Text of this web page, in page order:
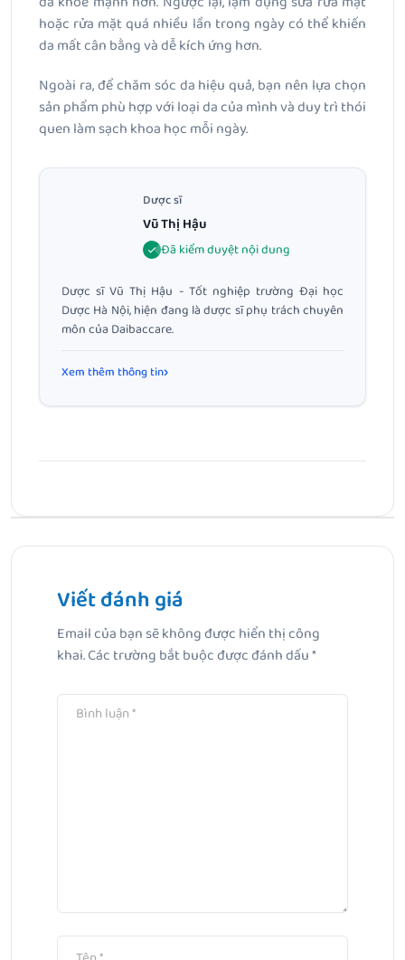
hoặc rửa mặt quá nhiều lần trong ngày có thể khiến
da mất cân bằng và dễ kích ứng hơn.
Ngoài ra, để chăm sóc da hiệu quả, bạn nên lựa chọn
sản phẩm phù hợp với loại da của mình và duy trì thói
quen làm sạch khoa học mỗi ngày.
Dược sĩ
Vũ Thị Hậu
Đã kiểm duyệt nội dung
Dược sĩ Vũ Thị Hậu - Tốt nghiệp trường Đại học
Dược Hà Nội, hiện đang là dược sĩ phụ trách chuyên
môn của Daibaccare.
Xem thêm thông tin
Bị viêm nhiễm phụ khoa khi mang bầu có ảnh hưởng gì
Bài Tiếp Theo
Thắc mắc: Có nên dùng sữa rửa mặt 3 lần 1 ngày không?
Viết đánh giá
Email của bạn sẽ không được hiển thị công
khai.Các trường bắt buộc được đánh dấu*